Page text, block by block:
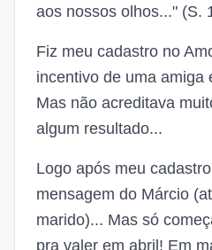
aos nossos olhos..." (S.
Fiz meu cadastro no
incentivo de uma amiga
Mas não acreditava
algum resultado...
Logo após meu
mensagem do Márcio
marido)... Mas só
pra valer em abril! Em